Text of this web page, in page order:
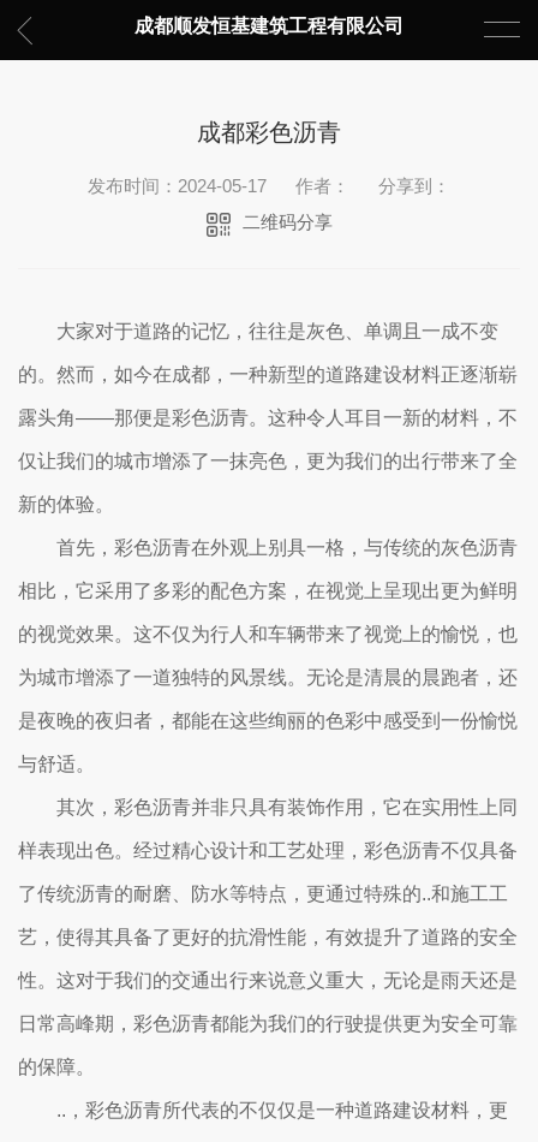
成都顺发恒基建筑工程有限公司
成都彩色沥青
发布时间：2024-05-17 作者：
分享到：
二维码分享
大家对于道路的记忆，往往是灰色、单调且一成不变
的。然而，如今在成都，一种新型的道路建设材料正逐渐崭
露头角——那便是彩色沥青。这种令人耳目一新的材料，不
仅让我们的城市增添了一抹亮色，更为我们的出行带来了全
新的体验。
首先，彩色沥青在外观上别具一格，与传统的灰色沥青
相比，它采用了多彩的配色方案，在视觉上呈现出更为鲜明
的视觉效果。这不仅为行人和车辆带来了视觉上的愉悦，也
为城市增添了一道独特的风景线。无论是清晨的晨跑者，还
是夜晚的夜归者，都能在这些绚丽的色彩中感受到一份愉悦
与舒适。
其次，彩色沥青并非只具有装饰作用，它在实用性上同
样表现出色。经过精心设计和工艺处理，彩色沥青不仅具备
了传统沥青的耐磨、防水等特点，更通过特殊的..和施工工
艺，使得其具备了更好的抗滑性能，有效提升了道路的安全
性。这对于我们的交通出行来说意义重大，无论是雨天还是
日常高峰期，彩色沥青都能为我们的行驶提供更为安全可靠
的保障。
..，彩色沥青所代表的不仅仅是一种道路建设材料，更